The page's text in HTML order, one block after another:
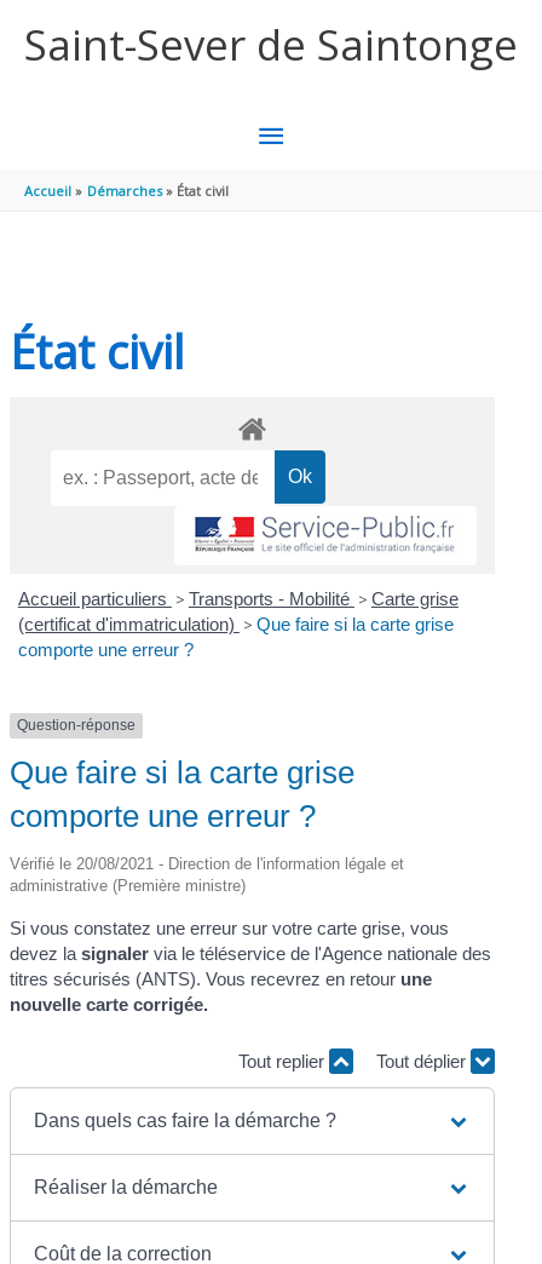
Saint-Sever de Saintonge
MENU
Accueil Démarches État civil
État civil
Accueil particuliers > Transports - Mobilité > Carte grise
(certificat d'immatriculation) > Que faire si la carte grise
comporte une erreur ?
Question-réponse
Que faire si la carte grise
comporte une erreur ?
Vérifié le 20/08/2021 - Direction de l'information légale et
administrative (Première ministre)
Si vous constatez une erreur sur votre carte grise, vous
devez lasignaler via le téléservice de l'Agence nationale des
titres sécurisés (ANTS). Vous recevrez en retour une
nouvelle carte corrigée.
Tout replier Tout déplier
Dans quels cas faire la démarche ?
Réaliser la démarche
Coût de la correction